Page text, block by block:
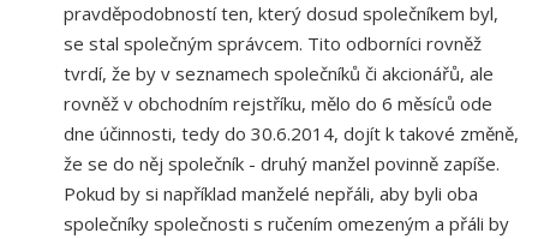
pravděpodobností ten, který dosud společníkem byl,
se stal společným správcem. Tito odborníci rovněž
tvrdí, že by v seznamech společníků či akcionářů, ale
rovněž v obchodním rejstříku, mělo do 6 měsíců ode
dne účinnosti, tedy do 30.6.2014, dojít k takové změně,
že se do něj společník - druhý manžel povinně zapíše.
Pokud by si například manželé nepřáli, aby byli oba
společníky společnosti s ručením omezeným a přáli by